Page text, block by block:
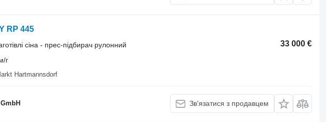
RP 445
33 000 €
сіна - прес-підбирач рулонний
г
Hartmannsdorf
Зв'язатися з продавцем